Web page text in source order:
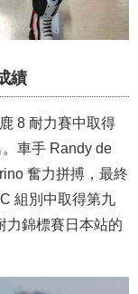
績
8 耐力賽中取得
車手 Randy de
奮力拼搏，最終
組別中取得第九
力錦標賽日本站的